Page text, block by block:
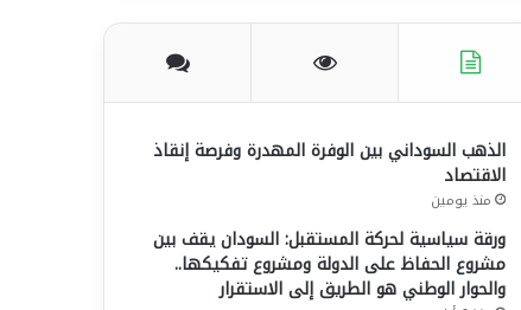
الذهب السوداني بين الوفرة المهدرة وفرصة إنقاذ
الاقتصاد
منذ يومين
ورقة سياسية لحركة المستقبل: السودان يقف بين
مشروع الحفاظ على الدولة ومشروع تفكيكها..
والحوار الوطني هو الطريق إلى الاستقرار